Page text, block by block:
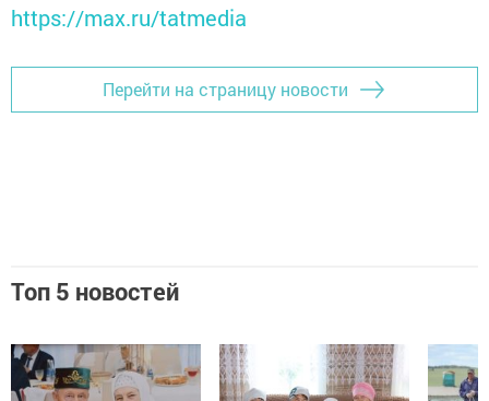
https://max.ru/tatmedia
Перейти на страницу новости
Топ 5 новостей